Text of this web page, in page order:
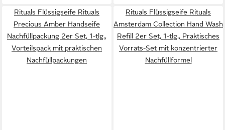
Rituals Flüssigseife Rituals
Precious Amber Handseife
Nachfüllpackung 2er Set, 1-tlg.,
Vorteilspack mit praktischen
Nachfüllpackungen
Rituals Flüssigseife Rituals
Amsterdam Collection Hand Wash
Refill 2er Set, 1-tlg., Praktisches
Vorrats-Set mit konzentrierter
Nachfüllformel